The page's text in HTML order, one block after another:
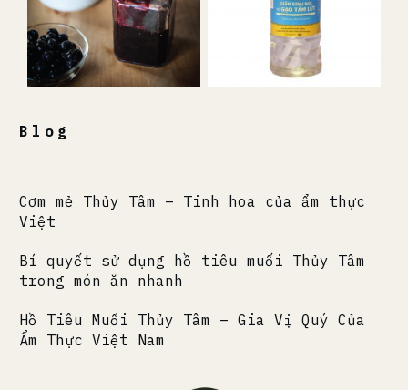
Blog
Cơm mẻ Thủy Tâm – Tinh hoa của ẩm thực
Việt
Bí quyết sử dụng hồ tiêu muối Thủy Tâm
trong món ăn nhanh
Hồ Tiêu Muối Thủy Tâm – Gia Vị Quý Của
Ẩm Thực Việt Nam